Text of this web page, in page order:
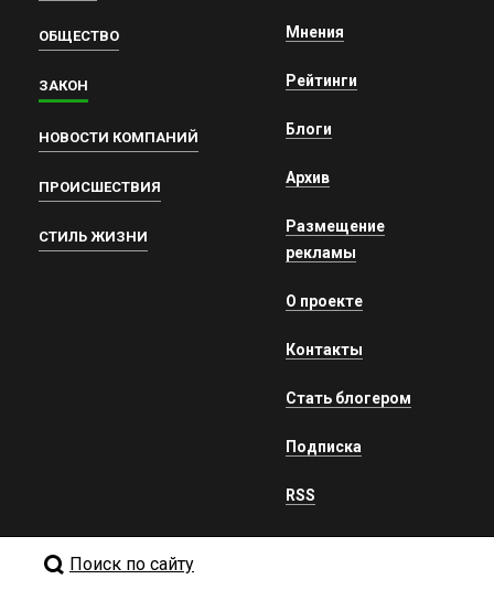
ОБЩЕСТВО
ЗАКОН
НОВОСТИ КОМПАНИЙ
ПРОИСШЕСТВИЯ
СТИЛЬ ЖИЗНИ
Мнения
Рейтинги
Блоги
Архив
Размещение
рекламы
О проекте
Контакты
Стать блогером
Подписка
RSS
Поиск по сайту